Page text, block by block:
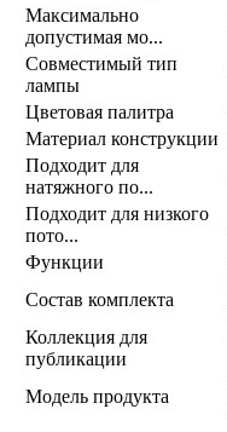
Максимально
допустимая мо...
Совместимый тип
лампы
Цветовая палитра
Материал конструкции
Подходит для
натяжного по...
Подходит для низкого
пото...
Функции
Состав комплекта
Коллекция для
публикации
Модель продукта